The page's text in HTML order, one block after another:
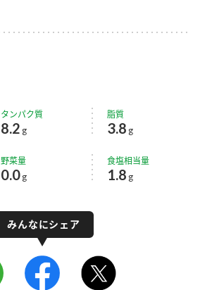
タンパク質
8.2 g
脂質
3.8 g
野菜量
0.0g
食塩相当量
1.8 g